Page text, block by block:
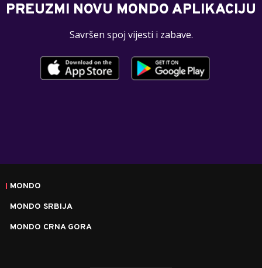
PREUZMI NOVU MONDO APLIKACIJU
Savršen spoj vijesti i zabave.
MONDO
MONDO SRBIJA
MONDO CRNA GORA